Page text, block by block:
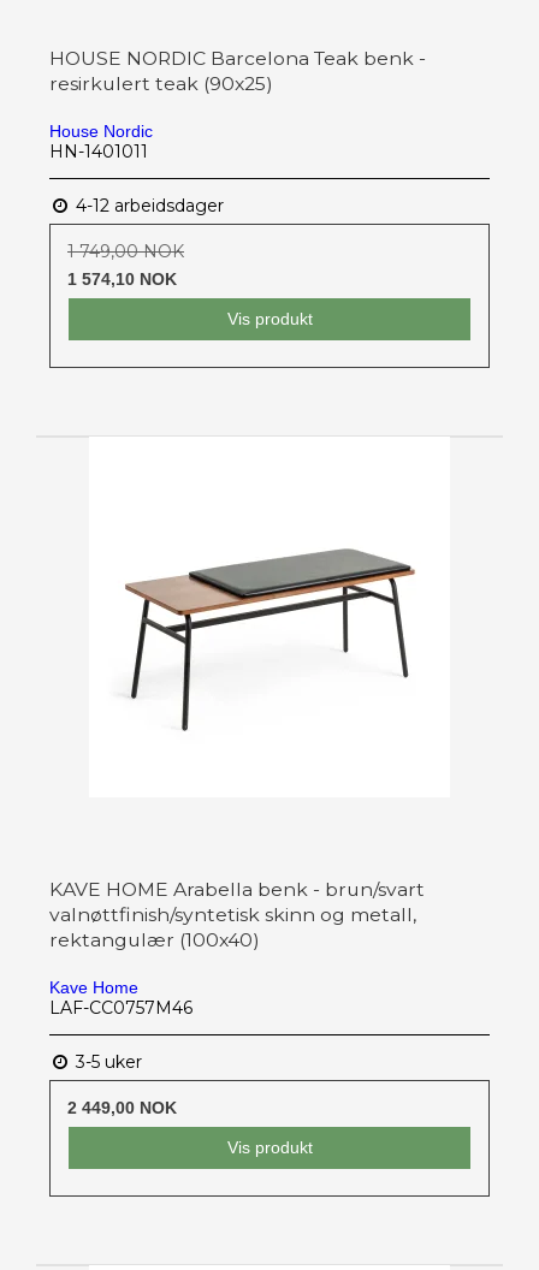
HOUSE NORDIC Barcelona Teak benk -
resirkulert teak (90x25)
House Nordic
HN-1401011
4-12 arbeidsdager
1 749,00 NOK
1 574,10 NOK
Vis produkt
KAVE HOME Arabella benk - brun/svart
valnøttfinish/syntetisk skinn og metall,
rektangulær (100x40)
Kave Home
LAF-CC0757M46
3-5 uker
2 449,00 NOK
Vis produkt